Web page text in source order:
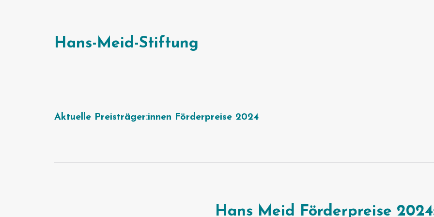
Hans-Meid-Stiftung
Aktuelle Preisträger:innen Förderpreise 2024
Hans Meid Förderpreise